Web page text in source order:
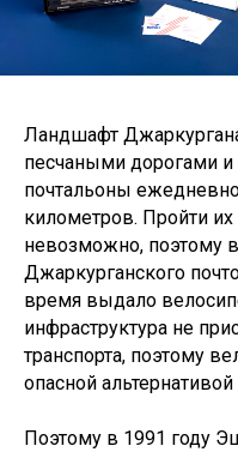
Ландшафт
песчаными дорогами и
почтальоны
километров. Пройти
невозможно, поэтому
Джаркурганского
время выдало
инфраструктура не
транспорта, поэтому
опасной
Поэтому в 1991 году